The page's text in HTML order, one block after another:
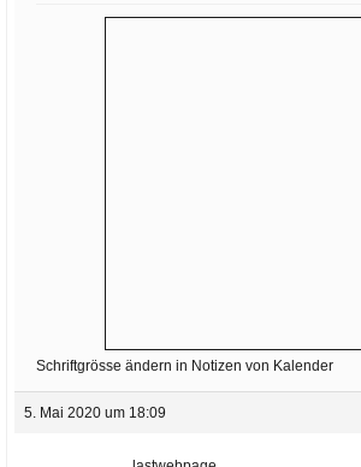
Schriftgrösse ändern in Notizen von Kalender
5. Mai 2020 um 18:09